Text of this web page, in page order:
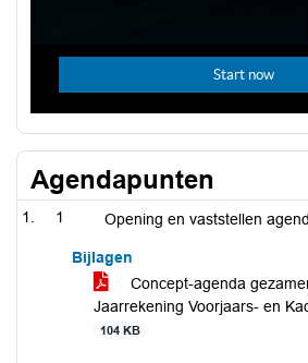
Agendapunten
1 Opening en vaststellen
Bijlagen
Concept-agenda
Jaarrekening Voorjaars- en
104 KB